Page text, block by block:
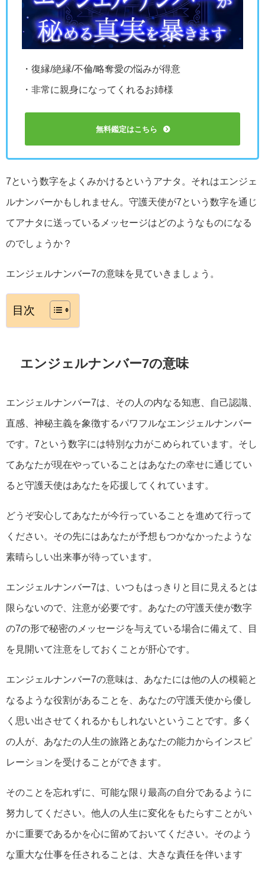
・復縁/絶縁/不倫/略奪愛の悩みが得意
・非常に親身になってくれるお姉様
無料鑑定はこちら
7という数字をよくみかけるというアナタ。それはエンジェ
ルナンバーかもしれません。守護天使が7という数字を通じ
てアナタに送っているメッセージはどのようなものになる
のでしょうか？
エンジェルナンバー7の意味を見ていきましょう。
目次
エンジェルナンバー7の意味
エンジェルナンバー7は、その人の内なる知恵、自己認識、
直感、神秘主義を象徴するパワフルなエンジェルナンバー
です。7という数字には特別な力がこめられています。そし
てあなたが現在やっていることはあなたの幸せに通じてい
ると守護天使はあなたを応援してくれています。
どうぞ安心してあなたが今行っていることを進めて行って
ください。その先にはあなたが予想もつかなかったような
素晴らしい出来事が待っています。
エンジェルナンバー7は、いつもはっきりと目に見えるとは
限らないので、注意が必要です。あなたの守護天使が数字
の7の形で秘密のメッセージを与えている場合に備えて、目
を見開いて注意をしておくことが肝心です。
エンジェルナンバー7の意味は、あなたには他の人の模範と
なるような役割があることを、あなたの守護天使から優し
く思い出させてくれるかもしれないということです。多く
の人が、あなたの人生の旅路とあなたの能力からインスピ
レーションを受けることができます。
そのことを忘れずに、可能な限り最高の自分であるように
努力してください。他人の人生に変化をもたらすことがい
かに重要であるかを心に留めておいてください。そのよう
な重大な仕事を任されることは、大きな責任を伴います